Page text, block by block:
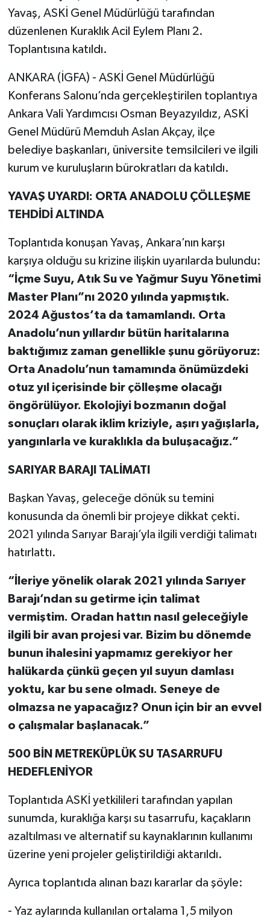
Yavaş, ASKİ Genel Müdürlüğü tarafından
düzenlenen Kuraklık Acil Eylem Planı 2.
Toplantısına katıldı.
ANKARA (İGFA) - ASKİ Genel Müdürlüğü
Konferans Salonu’nda gerçekleştirilen toplantıya
Ankara Vali Yardımcısı Osman Beyazyıldız, ASKİ
Genel Müdürü Memduh Aslan Akçay, ilçe
belediye başkanları, üniversite temsilcileri ve ilgili
kurum ve kuruluşların bürokratları da katıldı.
YAVAŞ UYARDI: ORTA ANADOLU ÇÖLLEŞME
TEHDİDİ ALTINDA
Toplantıda konuşan Yavaş, Ankara’nın karşı
karşıya olduğu su krizine ilişkin uyarılarda bulundu:
“İçme Suyu, Atık Su ve Yağmur Suyu Yönetimi
Master Planı”nı 2020 yılında yapmıştık.
2024 Ağustos’ta da tamamlandı. Orta
Anadolu’nun yıllardır bütün haritalarına
baktığımız zaman genellikle şunu görüyoruz:
Orta Anadolu’nun tamamında önümüzdeki
otuz yıl içerisinde bir çölleşme olacağı
öngörülüyor. Ekolojiyi bozmanın doğal
sonuçları olarak iklim kriziyle, aşırı yağışlarla,
yangınlarla ve kuraklıkla da buluşacağız.”
SARIYAR BARAJI TALİMATI
Başkan Yavaş, geleceğe dönük su temini
konusunda da önemli bir projeye dikkat çekti.
2021 yılında Sarıyar Barajı’yla ilgili verdiği talimatı
hatırlattı.
“İleriye yönelik olarak 2021 yılında Sarıyer
Barajı’ndan su getirme için talimat
vermiştim. Oradan hattın nasıl geleceğiyle
ilgili bir avan projesi var. Bizim bu dönemde
bunun ihalesini yapmamız gerekiyor her
halükarda çünkü geçen yıl suyun damlası
yoktu, kar bu sene olmadı. Seneye de
olmazsa ne yapacağız? Onun için bir an evvel
o çalışmalar başlanacak.”
500 BİN METREKÜPLÜK SU TASARRUFU
HEDEFLENİYOR
Toplantıda ASKİ yetkilileri tarafından yapılan
sunumda, kuraklığa karşı su tasarrufu, kaçakların
azaltılması ve alternatif su kaynaklarının kullanımı
üzerine yeni projeler geliştirildiği aktarıldı.
Ayrıca toplantıda alınan bazı kararlar da şöyle:
- Yaz aylarında kullanılan ortalama 1,5 milyon